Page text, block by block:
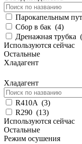
Парокапельным
Сбор в бак (4)
Дренажная трубка (
Используются сейчас
Остальные
Хладагент
Хладагент
R410A (3)
R290 (13)
Используются сейчас
Остальные
Режим осушения